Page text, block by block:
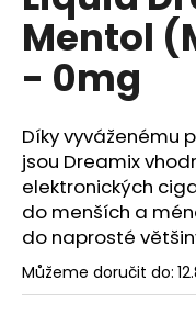
0,0
hvězdiček.
Mentol
- 0mg
Díky vyváženému
jsou Dreamix
elektronických
do menších a
do naprosté
Můžeme doručit do:
a
j
í
?